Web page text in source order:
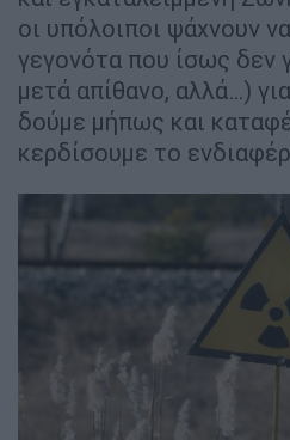
οι υπόλοιποι ψάχνουν
γεγονότα που ίσως δεν
μετά απίθανο, αλλά…)
δούμε μήπως και
κερδίσουμε το